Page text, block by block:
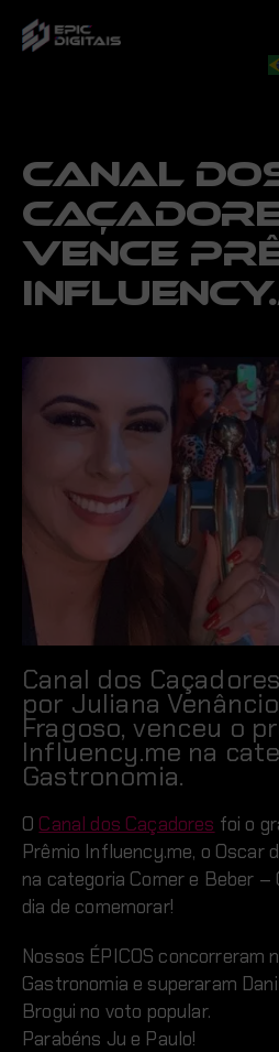
CANAL
VENCE
Canal dos
por Juliana
Fragoso, venceu o
Influency.me na
Gastronomia.
O Canal dos Caçadores foi o
Prêmio Influency.me, o Oscar
na categoria Comer e Beber –
dia de comemorar!
Nossos ÉPICOS concorreram
Gastronomia e superaram
Brogui no voto popular.
Parabéns Ju e Paulo!